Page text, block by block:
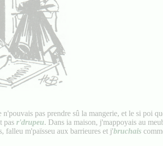
pas prendre sû la mangerie, et le si poi
pas r'drupeu. Dans ia maison, j'mappoyais au
falleu m'païsseu aux barrieures et j'bruchais